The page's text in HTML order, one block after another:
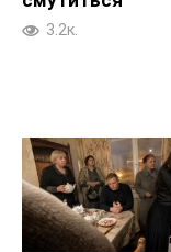
3.2к.